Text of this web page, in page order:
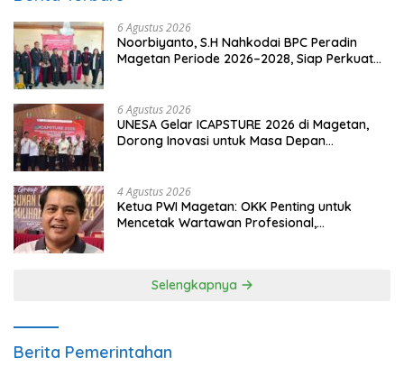
6 Agustus 2026
Noorbiyanto, S.H Nahkodai BPC Peradin
Magetan Periode 2026–2028, Siap Perkuat
6 Agustus 2026
UNESA Gelar ICAPSTURE 2026 di Magetan,
Dorong Inovasi untuk Masa Depan
4 Agustus 2026
Ketua PWI Magetan: OKK Penting untuk
Mencetak Wartawan Profesional,
Selengkapnya
Berita Pemerintahan